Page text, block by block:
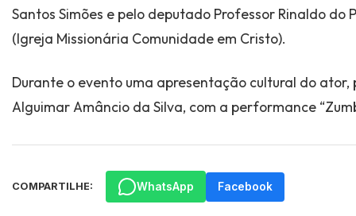
Santos Simões e pelo deputado Professor Rinaldo do
(Igreja Missionária Comunidade em Cristo).
Durante o evento uma apresentação cultural do ator,
Alguimar Amâncio da Silva, com a performance
COMPARTILHE: WhatsApp Facebook